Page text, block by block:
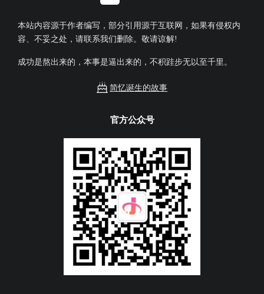
本站内容源于作者编写，部分引用源于互联网，如果有侵权内
容、不妥之处，请联系我们删除。敬请谅解!
成功是熬出来的，本事是逼出来的，不积跬步无以至千里。
简忆诞生的故事
官方公众号